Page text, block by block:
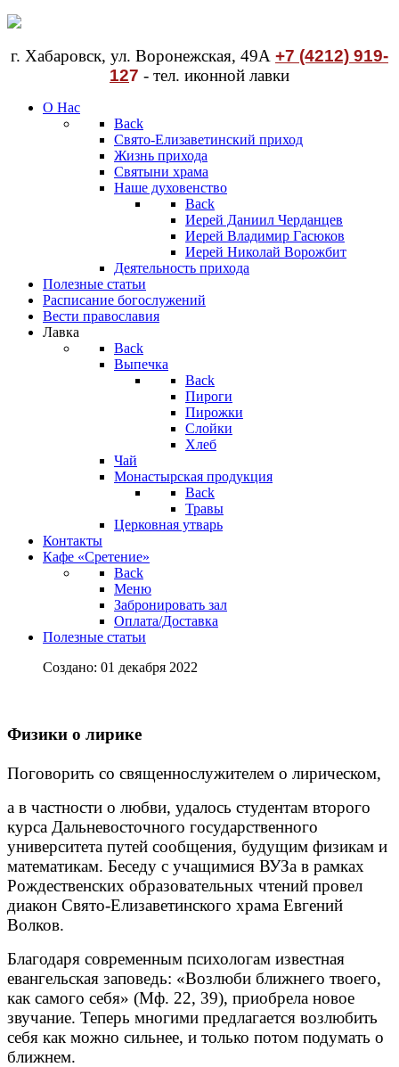
г. Хабаровск, ул. Воронежская, 49А +7 (4212) 919-
127 - тел. иконной лавки
О Нас
Back
Свято-Елизаветинский приход
Жизнь прихода
Святыни храма
Наше духовенство
Back
Иерей Даниил Черданцев
Иерей Владимир Гасюков
Иерей Николай Ворожбит
Деятельность прихода
Полезные статьи
Расписание богослужений
Вести православия
Лавка
Back
Выпечка
Back
Пироги
Пирожки
Слойки
Хлеб
Чай
Монастырская продукция
Back
Травы
Церковная утварь
Контакты
Кафе «Сретение»
Back
Меню
Забронировать зал
Оплата/Доставка
Полезные статьи
Создано: 01 декабря 2022
Физики о лирике
Поговорить со священнослужителем о лирическом,
а в частности о любви, удалось студентам второго
курса Дальневосточного государственного
университета путей сообщения, будущим физикам и
математикам. Беседу с учащимися ВУЗа в рамках
Рождественских образовательных чтений провел
диакон Свято-Елизаветинского храма Евгений
Волков.
Благодаря современным психологам известная
евангельская заповедь: «Возлюби ближнего твоего,
как самого себя» (Мф. 22, 39), приобрела новое
звучание. Теперь многими предлагается возлюбить
себя как можно сильнее, и только потом подумать о
ближнем.